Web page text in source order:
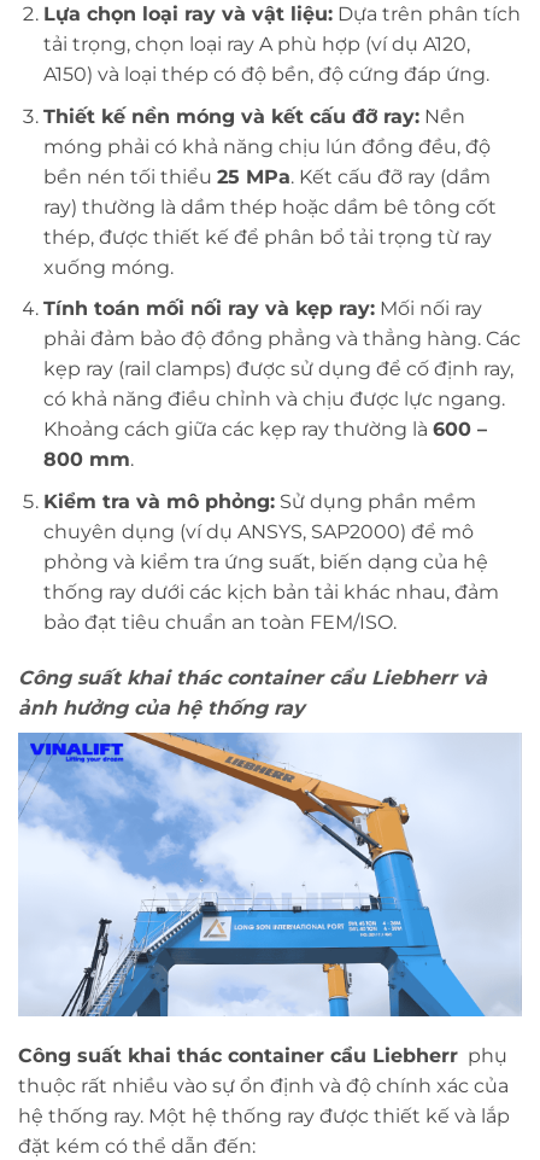
Lựa chọn loại ray và vật liệu:Dựa trên phân tích
tải trọng, chọn loại ray A phù hợp (ví dụ A120,
A150) và loại thép có độ bền, độ cứng đáp ứng.
Thiết kế nền móng và kết cấu đỡ ray:Nền
móng phải có khả năng chịu lún đồng đều, độ
bền nén tối thiểu 25 MPa. Kết cấu đỡ ray (dầm
ray) thường là dầm thép hoặc dầm bê tông cốt
thép, được thiết kế để phân bổ tải trọng từ ray
xuống móng.
Tính toán mối nối ray và kẹp ray:Mối nối ray
phải đảm bảo độ đồng phẳng và thẳng hàng. Các
kẹp ray (rail clamps) được sử dụng để cố định ray,
có khả năng điều chỉnh và chịu được lực ngang.
Khoảng cách giữa các kẹp ray thường là 600 –
800 mm.
Kiểm tra và mô phỏng:Sử dụng phần mềm
chuyên dụng (ví dụ ANSYS, SAP2000) để mô
phỏng và kiểm tra ứng suất, biến dạng của hệ
thống ray dưới các kịch bản tải khác nhau, đảm
bảo đạt tiêu chuẩn an toàn FEM/ISO.
Công suất khai thác container cẩu Liebherr và
ảnh hưởng của hệ thống ray
Công suất khai thác container cẩu Liebherr phụ
thuộc rất nhiều vào sự ổn định và độ chính xác của
hệ thống ray. Một hệ thống ray được thiết kế và lắp
đặt kém có thể dẫn đến: